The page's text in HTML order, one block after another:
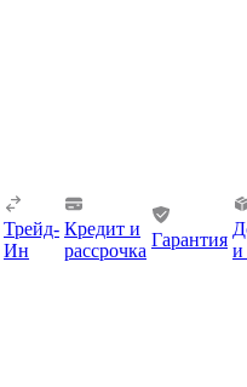
Трейд-
Ин
Кредит и
рассрочка
Гарантия
и